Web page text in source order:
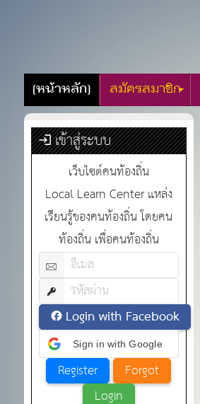
[หน้าหลัก] สมัครสมาชิก
เข้าสู่ระบบ
เว็บไซต์คนท้องถิ่น
Local Learn Center แหล่ง
เรียนรู้ของคนท้องถิ่น โดยคน
ท้องถิ่น เพื่อคนท้องถิ่น
Login with Facebook
Sign in with Google